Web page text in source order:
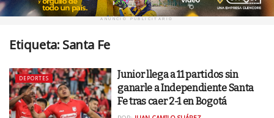
ANUNCIO PUBLICITARIO
Etiqueta: Santa Fe
DEPORTES
Junior llega a 11 partidos sin
ganarle a Independiente Santa
Fe tras caer 2-1 en Bogotá